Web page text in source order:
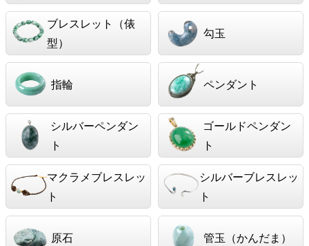
ブレスレット（俵
型）
勾玉
指輪 ペンダント
シルバーペンダン
ト
ゴールドペンダン
ト
マクラメブレスレッ
ト
シルバーブレスレッ
ト
原石 管玉（かんだま）